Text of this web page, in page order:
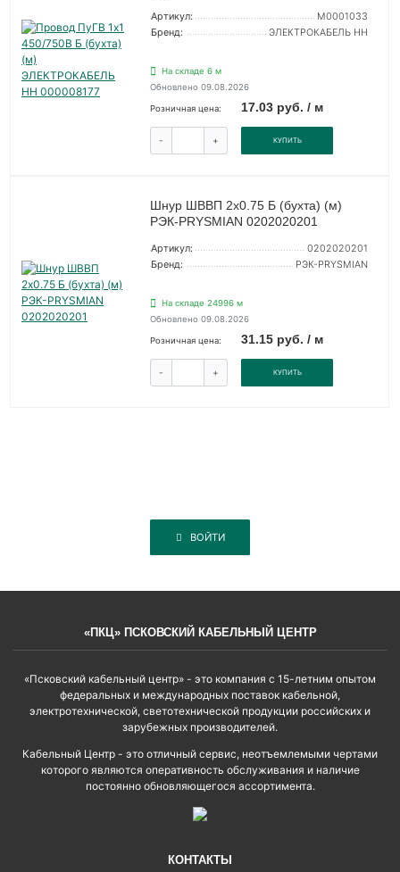
Артикул:
M0001033
Бренд:
ЭЛЕКТРОКАБЕЛЬ НН
На складе 6 м
Обновлено 09.08.2026
Розничная цена: 17.03 руб. / м
- + КУПИТЬ
Шнур ШВВП 2х0.75 Б (бухта) (м)
РЭК-PRYSMIAN 0202020201
Артикул:
0202020201
Бренд:
РЭК-PRYSMIAN
На складе 24996 м
Обновлено 09.08.2026
Розничная цена: 31.15 руб. / м
- + КУПИТЬ
ВОЙТИ
«ПКЦ» ПСКОВСКИЙ КАБЕЛЬНЫЙ ЦЕНТР
«Псковский кабельный центр» - это компания с 15-летним опытом
федеральных и международных поставок кабельной,
электротехнической, светотехнической продукции российских и
зарубежных производителей.
Кабельный Центр - это отличный сервис, неотъемлемыми чертами
которого являются оперативность обслуживания и наличие
постоянно обновляющегося ассортимента.
КОНТАКТЫ